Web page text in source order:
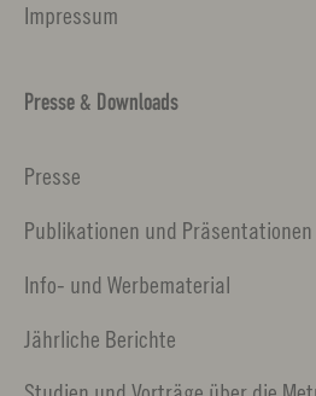
Impressum
Presse & Downloads
Presse
Publikationen und Präsentationen
Info- und Werbematerial
Jährliche Berichte